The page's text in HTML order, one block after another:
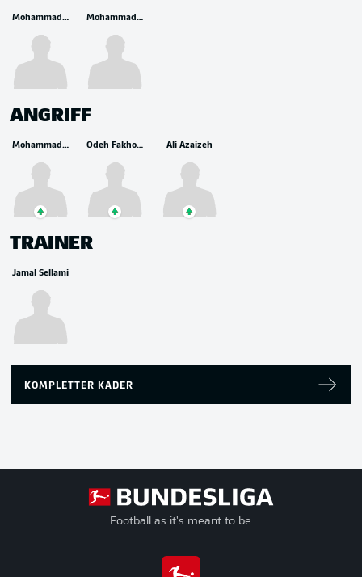
Mohammad Taha Mohammad Al Dawoud
ANGRIFF
Mohammad Abu Zraiq Odeh Fakhoury Ali Azaizeh
TRAINER
Jamal Sellami
KOMPLETTER KADER
Football as it's meant to be